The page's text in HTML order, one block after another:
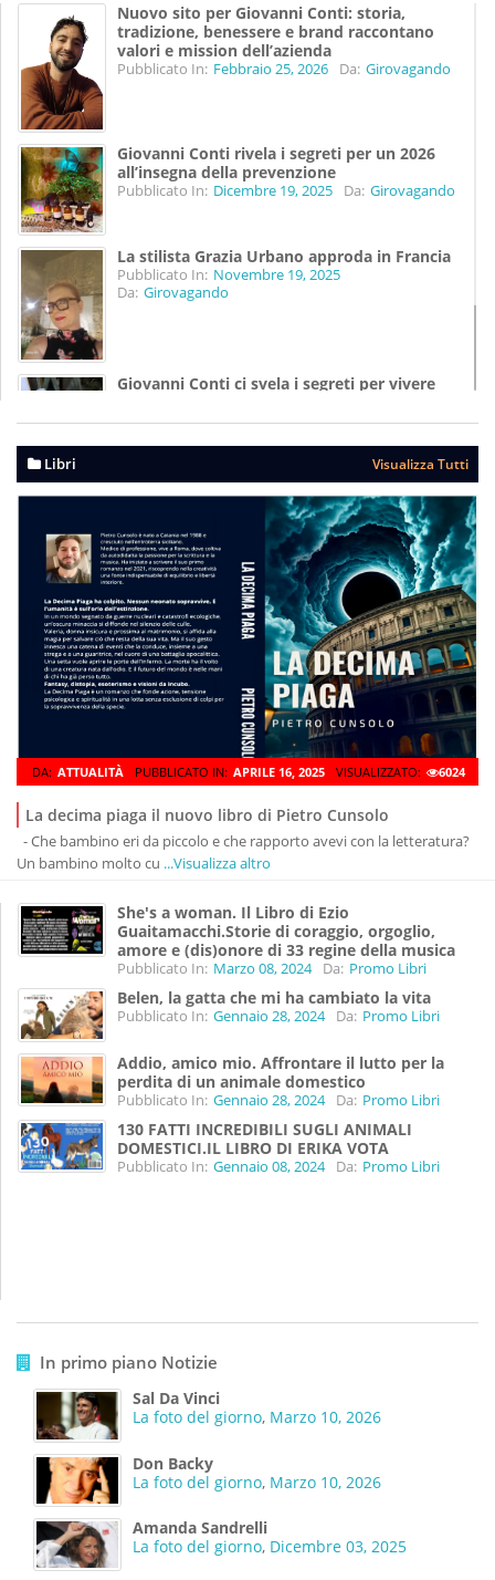
Nuovo sito per Giovanni Conti: storia,
tradizione, benessere e brand raccontano
valori e mission dell’azienda
Pubblicato In: Febbraio 25, 2026 Da: Girovagando
Giovanni Conti rivela i segreti per un 2026
all’insegna della prevenzione
Pubblicato In: Dicembre 19, 2025 Da: Girovagando
La stilista Grazia Urbano approda in Francia
Pubblicato In: Novembre 19, 2025
Da: Girovagando
Giovanni Conti ci svela i segreti per vivere
Pubblicato In: Agosto 07, 2025 Da: Girovagando
Libri Visualizza Tutti
DA: ATTUALITÀ PUBBLICATO IN: APRILE 16, 2025 VISUALIZZATO: 6024
La decima piaga il nuovo libro di Pietro Cunsolo
- Che bambino eri da piccolo e che rapporto avevi con la letteratura?
Un bambino molto cu ...Visualizza altro
She's a woman. Il Libro di Ezio
Guaitamacchi.Storie di coraggio, orgoglio,
amore e (dis)onore di 33 regine della musica
Pubblicato In: Marzo 08, 2024 Da: Promo Libri
Belen, la gatta che mi ha cambiato la vita
Pubblicato In: Gennaio 28, 2024 Da: Promo Libri
Addio, amico mio. Affrontare il lutto per la
perdita di un animale domestico
Pubblicato In: Gennaio 28, 2024 Da: Promo Libri
130 FATTI INCREDIBILI SUGLI ANIMALI
DOMESTICI.IL LIBRO DI ERIKA VOTA
Pubblicato In: Gennaio 08, 2024 Da: Promo Libri
In primo piano Notizie
Sal Da Vinci
La foto del giorno, Marzo 10, 2026
Don Backy
La foto del giorno, Marzo 10, 2026
Amanda Sandrelli
La foto del giorno, Dicembre 03, 2025